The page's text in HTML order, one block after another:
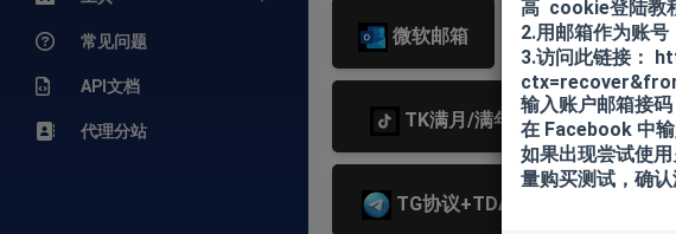
常见问题
API文档
代理分站
微软邮箱 TK老白号
TK满月/满年千粉
TG协议+TDATA+API/半年+
高 cookie登陆教
2.用邮箱作为账
3.访问此链接：
输入账户邮箱接码
在 Facebook 中
如果出现尝试使
量购买测试，确